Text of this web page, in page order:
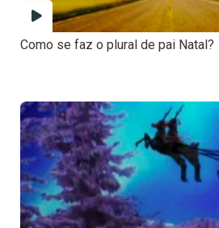
Como se faz o plural de pai Natal?